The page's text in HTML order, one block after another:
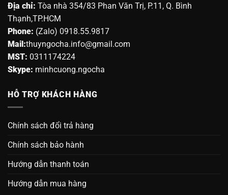
Địa chỉ: Tòa nhà 354/83 Phan Văn Trị, P.11, Q. Bình
Thạnh,TP.HCM
Phone: (Zalo) 0918.55.9817
Mail:thuyngocha.info@gmail.com
MST: 0311174224
Skype: minhcuong.ngocha
HỖ TRỢ KHÁCH HÀNG
Chính sách đổi trả hàng
Chính sách bảo hành
Hướng dẫn thanh toán
Hướng dẫn mua hàng